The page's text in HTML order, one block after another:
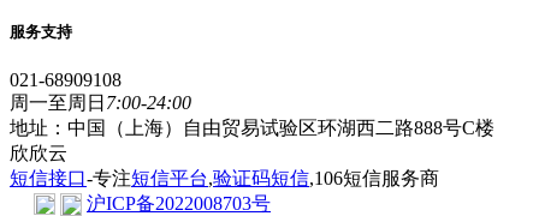
服务支持
021-68909108
周一至周日 7:00-24:00
地址：中国（上海）自由贸易试验区环湖西二路888号C楼
欣欣云
短信接口-专注短信平台,验证码短信,106短信服务商
沪ICP备2022008703号